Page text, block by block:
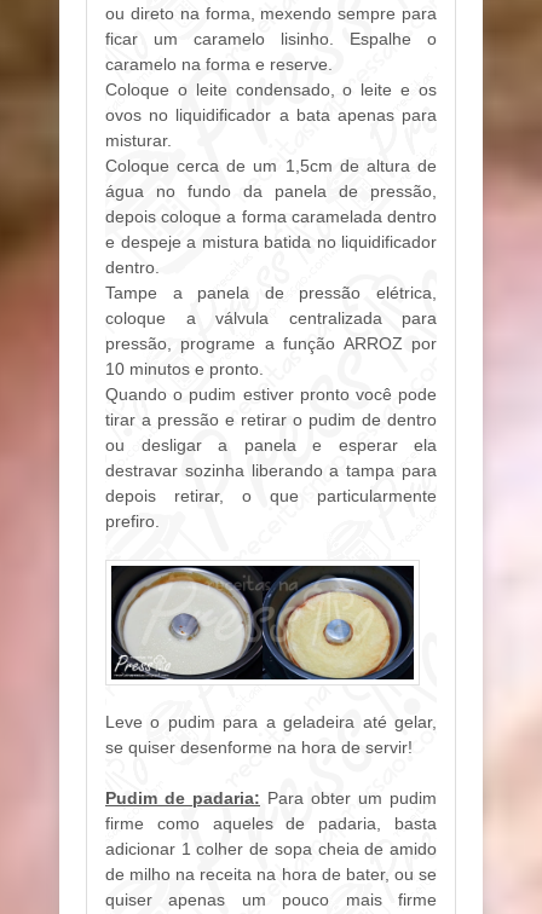
ou direto na forma, mexendo sempre para
ficar um caramelo lisinho. Espalhe o
caramelo na forma e reserve.
Coloque o leite condensado, o leite e os
ovos no liquidificador a bata apenas para
misturar.
Coloque cerca de um 1,5cm de altura de
água no fundo da panela de pressão,
depois coloque a forma caramelada dentro
e despeje a mistura batida no liquidificador
dentro.
Tampe a panela de pressão elétrica,
coloque a válvula centralizada para
pressão, programe a função ARROZ por
10 minutos e pronto.
Quando o pudim estiver pronto você pode
tirar a pressão e retirar o pudim de dentro
ou desligar a panela e esperar ela
destravar sozinha liberando a tampa para
depois retirar, o que particularmente
prefiro.
Leve o pudim para a geladeira até gelar,
se quiser desenforme na hora de servir!
Pudim de padaria: Para obter um pudim
firme como aqueles de padaria, basta
adicionar 1 colher de sopa cheia de amido
de milho na receita na hora de bater, ou se
quiser apenas um pouco mais firme